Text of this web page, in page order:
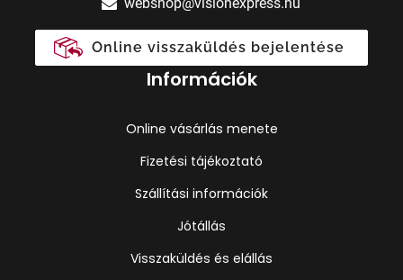
Online visszaküldés bejelentése
Információk
Online vásárlás menete
Fizetési tájékoztató
Szállítási információk
Jótállás
Visszaküldés és elállás